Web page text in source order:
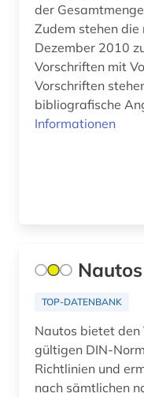
der
Zudem stehen
Dezember 2010
Vorschriften mit
Vorschriften
bibliografische
Informationen
Nautos
TOP-DATENBANK
Nautos bietet
gültigen DIN-
Richtlinien und
nach sämtlichen